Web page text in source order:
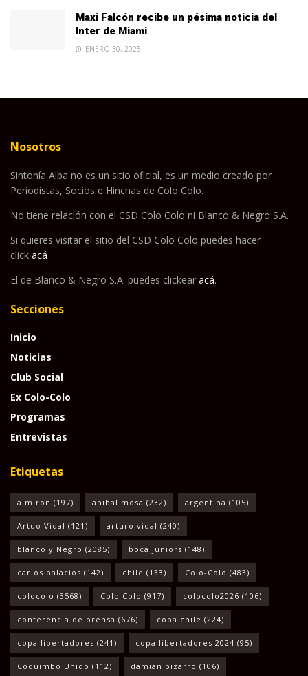
Maxi Falcón recibe un pésima noticia del
Inter de Miami
ENERO 30, 2025
Nosotros
Sintonía Alba no es un sitio oficial, es un medio creado por
Periodistas, Socios e Hinchas de Colo Colo.
No tiene relación con el CSD Colo Colo ni Blanco & Negro S.A.
Si quieres visitar el sitio del CSD Colo Colo puedes hacer
click acá
El de Blanco & Negro S.A. puedes clickear acá.
Secciones
Inicio
Noticias
Club Social
Ex Colo-Colo
Programas
Entrevistas
Etiquetas
almiron (197) anibal mosa (232) argentina (105)
Artuo Vidal (121) arturo vidal (240)
blanco y Negro (2085) boca juniors (148)
carlos palacios (142) chile (133) Colo-Colo (483)
colocolo (3568) Colo Colo (917) colocolo2026 (106)
conferencia de prensa (676) copa chile (224)
copa libertadores (241) copa libertadores 2024 (95)
Coquimbo Unido (112) damian pizarro (106)